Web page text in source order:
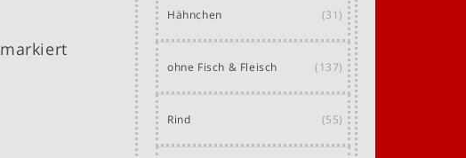
markiert
Hähnchen (31)
ohne Fisch & Fleisch (137)
Rind (55)